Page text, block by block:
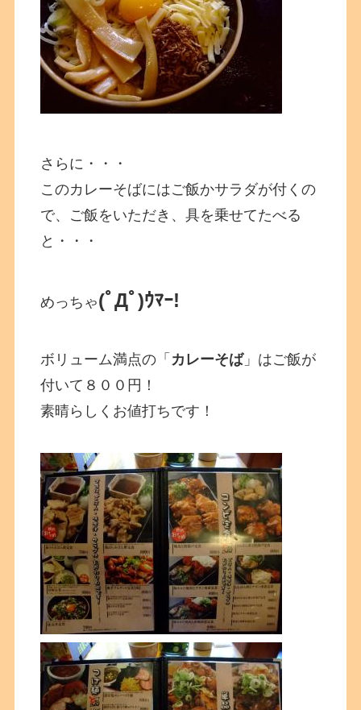
さらに・・・
このカレーそばにはご飯かサラダが付くの
で、ご飯をいただき、具を乗せてたべる
と・・・
めっちゃ(ﾟДﾟ)ｳﾏｰ!
ボリューム満点の「 カレーそば」はご飯が
付いて８００円！
素晴らしくお値打ちです！